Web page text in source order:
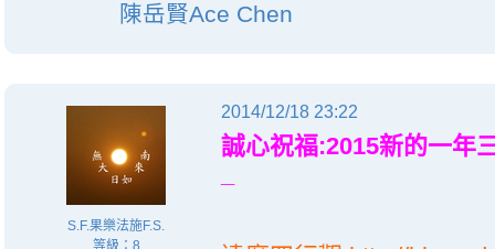
陳岳賢Ace Chen
S.F.果樂法施F.S.
等級：8
2014/12/18 23:22
誠心祝福:2015新的一年